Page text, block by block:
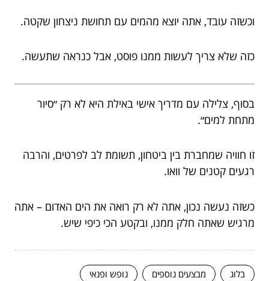
וכשזה עובד, אתה יוצא מהמים עם תחושת ניצחון שקטה.
כזה שלא צריך לעשות ממנו פוסט, אבל כנראה שתעשה.
בסוף, צלילה עם מדריך אישי באילת היא לא רק ״סיור
מתחת למים״.
זו חוויה שמחברת בין ביטחון, תשומת לב לפרטים, והרבה
רגעים קטנים של וואו.
כשזה נעשה נכון, אתה לא רק רואה את הים האדום – אתה
מרגיש שאתה חלק ממנו, ובקטע הכי כיפי שיש.
בלוג מבצעים נוספים נופש ופנאי